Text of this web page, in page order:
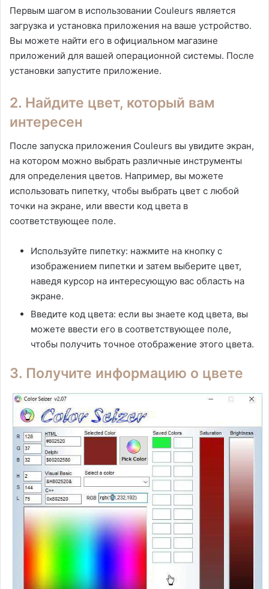
Первым шагом в использовании Couleurs является
загрузка и установка приложения на ваше устройство.
Вы можете найти его в официальном магазине
приложений для вашей операционной системы. После
установки запустите приложение.
2. Найдите цвет, который вам
интересен
После запуска приложения Couleurs вы увидите экран,
на котором можно выбрать различные инструменты
для определения цветов. Например, вы можете
использовать пипетку, чтобы выбрать цвет с любой
точки на экране, или ввести код цвета в
соответствующее поле.
Используйте пипетку: нажмите на кнопку с
изображением пипетки и затем выберите цвет,
наведя курсор на интересующую вас область на
экране.
Введите код цвета: если вы знаете код цвета, вы
можете ввести его в соответствующее поле,
чтобы получить точное отображение этого цвета.
3. Получите информацию о цвете